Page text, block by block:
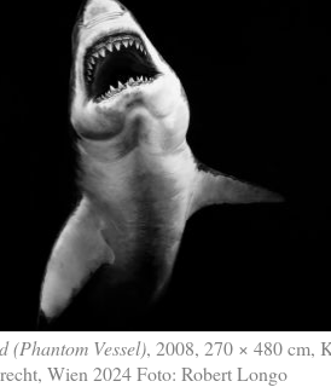
(Phantom Vessel), 2008, 270 × 480 cm,
Wien 2024 Foto: Robert Longo